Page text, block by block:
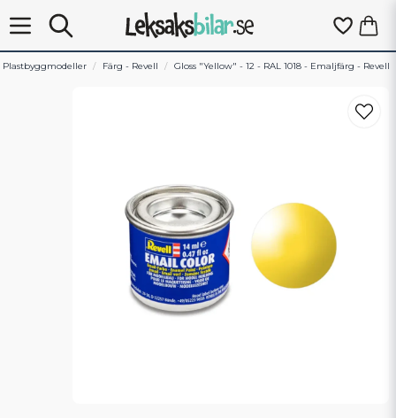
Plastbyggmodeller Färg - Revell Gloss "Yellow" - 12 - RAL 1018 - Emaljfärg - Revell